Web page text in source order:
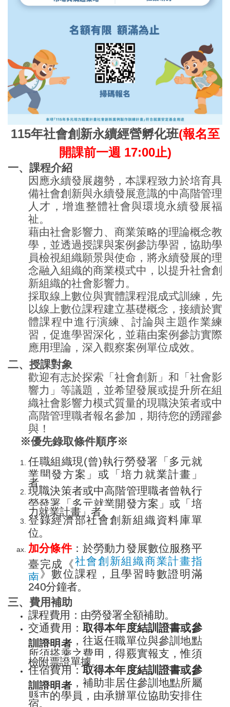
115年社會創新永續經營孵化班(報名至
開課前一週 17:00止)
一、課程介紹
因應永續發展趨勢，本課程致力於培育具
備社會創新與永續發展意識的中高階管理
人才，增進整體社會與環境永續發展福
祉。
藉由社會影響力、商業策略的理論概念教
學，並透過授課與案例參訪學習，協助學
員檢視組織願景與使命，將永續發展的理
念融入組織的商業模式中，以提升社會創
新組織的社會影響力。
採取線上數位與實體課程混成式訓練，先
以線上數位課程建立基礎概念，接續於實
體課程中進行演練、討論與主題作業練
習，促進學習深化，並藉由案例參訪實際
應用理論，深入觀察案例單位成效。
二、授課對象
歡迎有志於探索「社會創新」和「社會影
響力」等議題，並希望發展或提升所在組
織社會影響力模式質量的現職決策者或中
高階管理職者報名參加，期待您的踴躍參
與！
※優先錄取條件順序※
任職組織現(曾)執行勞發署「多元就
業開發方案」或「培力就業計畫」
者。
現職決策者或中高階管理職者曾執行
勞發署「多元就業開發方案」或「培
力就業計畫」者。
登錄經濟部社會創新組織資料庫單
位。
加分條件：於勞動力發展數位服務平
臺完成《社會創新組織商業計畫指
南 》數位課程，且學習時數證明滿
240分鐘者。
三、費用補助
課程費用：由勞發署全額補助。
交通費用： 取得本年度結訓證書或參
訓證明者，往返任職單位與參訓地點
所須搭乘之費用，得覈實報支，惟須
檢附票證單據。
住宿費用：取得本年度結訓證書或參
訓證明者，補助非居住參訓地點所屬
縣市的學員，由承辦單位協助安排住
宿。